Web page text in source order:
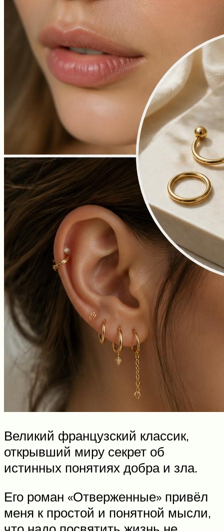
Великий французский классик,
открывший миру секрет об
истинных понятиях добра и зла.
Его роман «Отверженные» привёл
меня к простой и понятной мысли,